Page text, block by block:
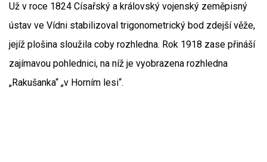
Už v roce 1824 Císařský a královský vojenský zeměpisný
ústav ve Vídni stabilizoval trigonometrický bod zdejší věže,
jejíž plošina sloužila coby rozhledna. Rok 1918 zase přináší
zajímavou pohlednici, na níž je vyobrazena rozhledna
„Rakušanka“ „v Horním lesi“.